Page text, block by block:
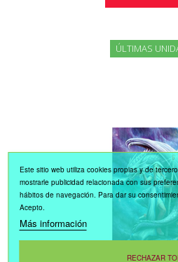
ÚLTIMAS
Este sitio web utiliza cookies propias y de
mostrarle publicidad relacionada con sus
hábitos de navegación. Para dar su
Acepto.
Más información
RECHAZAR